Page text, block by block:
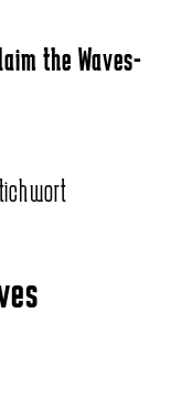
the Waves-